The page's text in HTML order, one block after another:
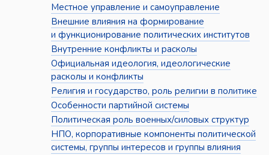
Местное управление и самоуправление
Внешние влияния на формирование
и функционирование политических институтов
Внутренние конфликты и расколы
Официальная идеология, идеологические
расколы и конфликты
Религия и государство, роль религии в политике
Особенности партийной системы
Политическая роль военных/силовых структур
НПО, корпоративные компоненты политической
системы, группы интересов и группы влияния